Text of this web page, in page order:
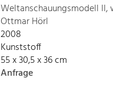
Weltanschauungsmodell II,
Ottmar Hörl
2008
Kunststoff
55 x 30,5 x 36 cm
Anfrage